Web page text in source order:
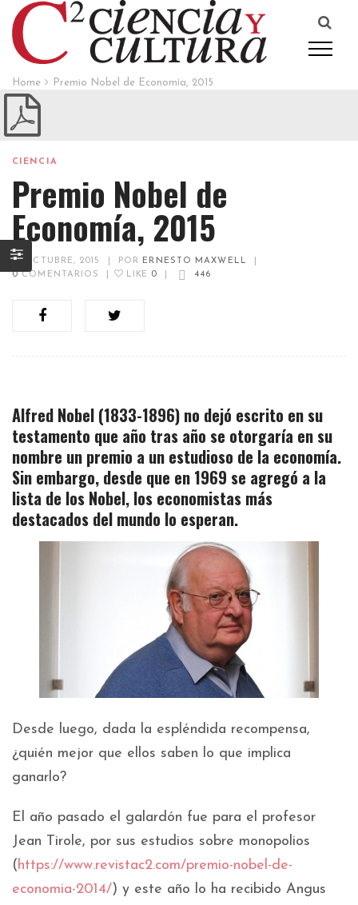
Home Premio Nobel de Economía, 2015
CIENCIA
Premio Nobel de
Economía, 2015
12 OCTUBRE, 2015 POR ERNESTO MAXWELL
0COMENTARIOS LIKE 0 446
Alfred Nobel (1833-1896) no dejó escrito en su
testamento que año tras año se otorgaría en su
nombre un premio a un estudioso de la economía.
Sin embargo, desde que en 1969 se agregó a la
lista de los Nobel, los economistas más
destacados del mundo lo esperan.
Desde luego, dada la espléndida recompensa,
¿quién mejor que ellos saben lo que implica
ganarlo?
El año pasado el galardón fue para el profesor
Jean Tirole, por sus estudios sobre monopolios
(https://www.revistac2.com/premio-nobel-de-
economia-2014/) y este año lo ha recibido Angus